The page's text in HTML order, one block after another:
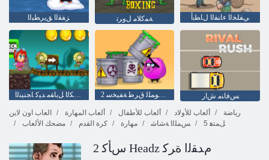
ﺰﻔﻘﻟﺍ ﻖﻳﺮﻄﺒﻟﺍ ﺔﻤﻛﻼ ﻣ ﻝﻭﺮﺗ ﻲﻔﻠﺨﻟﺍ ءﺎﻨﻔﻟﺍ ﻝﺎﻄﺑﺃ
ﻰﻟﺎﺴﻜﻟﺍ ﻞﺑﺎﻘﻣ ﺪﻴﻛ ﺎﺠﻨﻴﻨﻟﺍ 2 ﻦﻣ ﺕﻮﻤﻠﻟ ﻕﺮﻃ ﺔﻔﻴﺨﺳ
ﺲﻓﺎﻨﻣ ﺵﺍﺭ
العاب اون لاين
ألعاب المهارة ألعاب للأطفال ألعاب للأولاد
رياضة
مضحك الألعاب
كرة القدم مهارة ﺲﻤﻠﻟﺍ ﺔﺷﺎﺷ 5 ﻞﻤﺘﻫ
2 ﺱﺄﻛ Headz ﻡﺪﻘﻟﺍ ﺓﺮﻛ